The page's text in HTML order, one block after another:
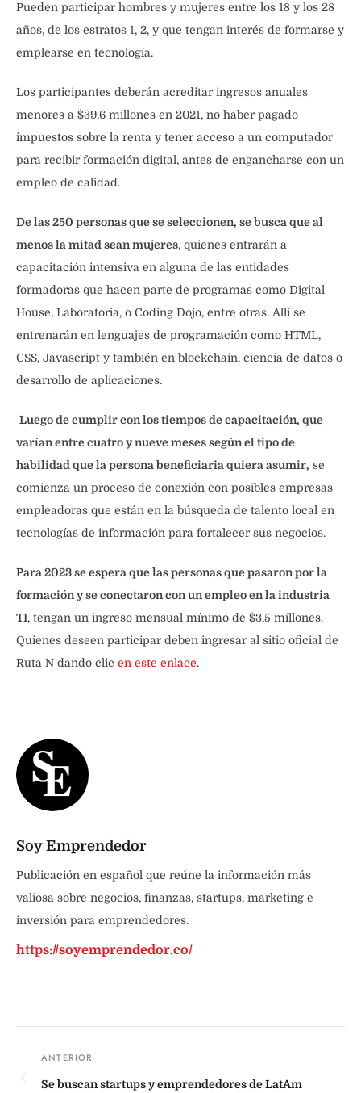
Pueden participar hombres y mujeres entre los 18 y los 28
años, de los estratos 1, 2, y que tengan interés de formarse y
emplearse en tecnología.
Los participantes deberán acreditar ingresos anuales
menores a $39,6 millones en 2021, no haber pagado
impuestos sobre la renta y tener acceso a un computador
para recibir formación digital, antes de engancharse con un
empleo de calidad.
De las 250 personas que se seleccionen, se busca que al
menos la mitad sean mujeres, quienes entrarán a
capacitación intensiva en alguna de las entidades
formadoras que hacen parte de programas como Digital
House, Laboratoria, o Coding Dojo, entre otras. Allí se
entrenarán en lenguajes de programación como HTML,
CSS, Javascript y también en blockchain, ciencia de datos o
desarrollo de aplicaciones.
Luego de cumplir con los tiempos de capacitación, que
varían entre cuatro y nueve meses según el tipo de
habilidad que la persona beneficiaria quiera asumir, se
comienza un proceso de conexión con posibles empresas
empleadoras que están en la búsqueda de talento local en
tecnologías de información para fortalecer sus negocios.
Para 2023 se espera que las personas que pasaron por la
formación y se conectaron con un empleo en la industria
TI, tengan un ingreso mensual mínimo de $3,5 millones.
Quienes deseen participar deben ingresar al sitio oficial de
Ruta N dando clic en este enlace.
Soy Emprendedor
Publicación en español que reúne la información más
valiosa sobre negocios, finanzas, startups, marketing e
inversión para emprendedores.
https://soyemprendedor.co/
Se buscan startups y emprendedores de LatAm